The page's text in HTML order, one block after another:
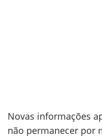
Novas informações
não permanecer por